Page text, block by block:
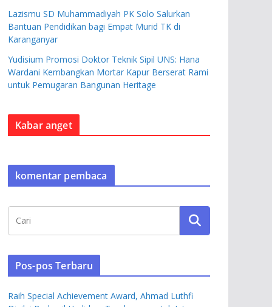
Lazismu SD Muhammadiyah PK Solo Salurkan
Bantuan Pendidikan bagi Empat Murid TK di
Karanganyar
Yudisium Promosi Doktor Teknik Sipil UNS: Hana
Wardani Kembangkan Mortar Kapur Berserat Rami
untuk Pemugaran Bangunan Heritage
Kabar anget
komentar pembaca
Pos-pos Terbaru
Raih Special Achievement Award, Ahmad Luthfi